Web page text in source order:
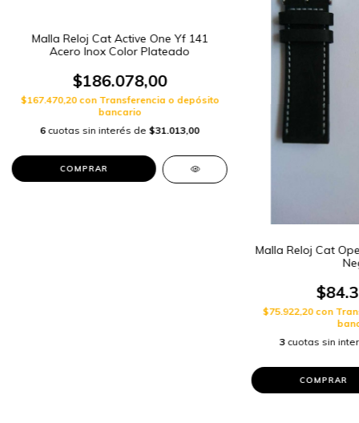
Malla Reloj Cat Active One Yf 141
Acero Inox Color Plateado
$186.078,00
$167.470,20 con Transferencia o depósito
bancario
6 cuotas sin interés de $31.013,00
COMPRAR
Malla Reloj Cat
$75.922,20 con
3 cuotas sin